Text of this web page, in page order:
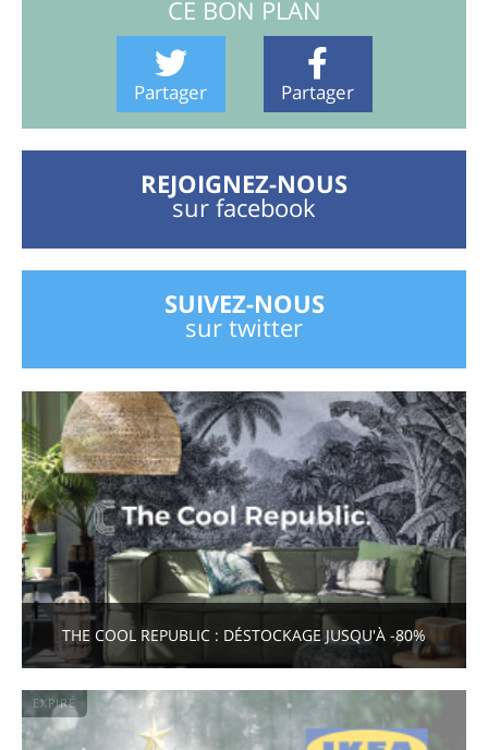
CE BON PLAN
Partager Partager
REJOIGNEZ-NOUS
sur facebook
SUIVEZ-NOUS
sur twitter
THE COOL REPUBLIC : DÉSTOCKAGE JUSQU'À -80%
EXPIRÉ